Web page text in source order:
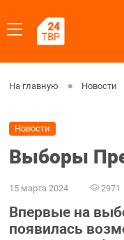
На главную Новости
Новости
Выборы
15 марта 2024 2971
Впервые на
появилась